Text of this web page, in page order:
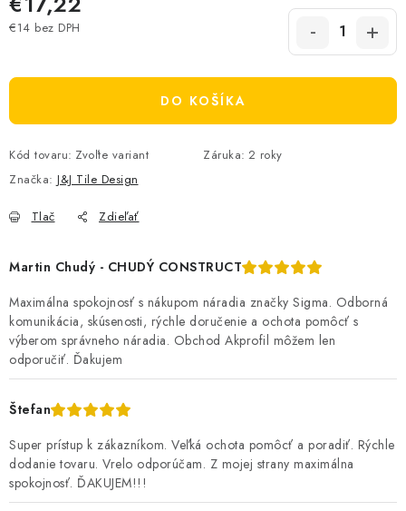
€14 bez DPH
DO KOŠÍKA
Kód tovaru: Zvoľte variant Záruka: 2 roky
Značka: J&J Tile Design
Tlač Zdieľať
Martin Chudý - CHUDÝ CONSTRUCT
Maximálna spokojnosť s nákupom náradia značky Sigma. Odborná
komunikácia, skúsenosti, rýchle doručenie a ochota pomôcť s
výberom správneho náradia. Obchod Akprofil môžem len
odporučiť. Ďakujem
Štefan
Super prístup k zákazníkom. Veľká ochota pomôcť a poradiť. Rýchle
dodanie tovaru. Vrelo odporúčam. Z mojej strany maximálna
spokojnosť. ĎAKUJEM!!!